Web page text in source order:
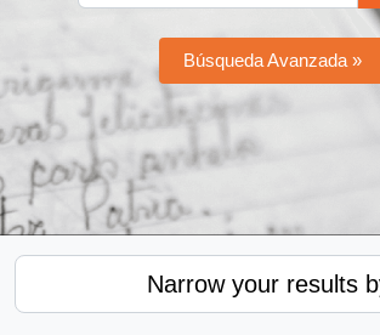
Búsqueda Avanzada »
Narrow your results